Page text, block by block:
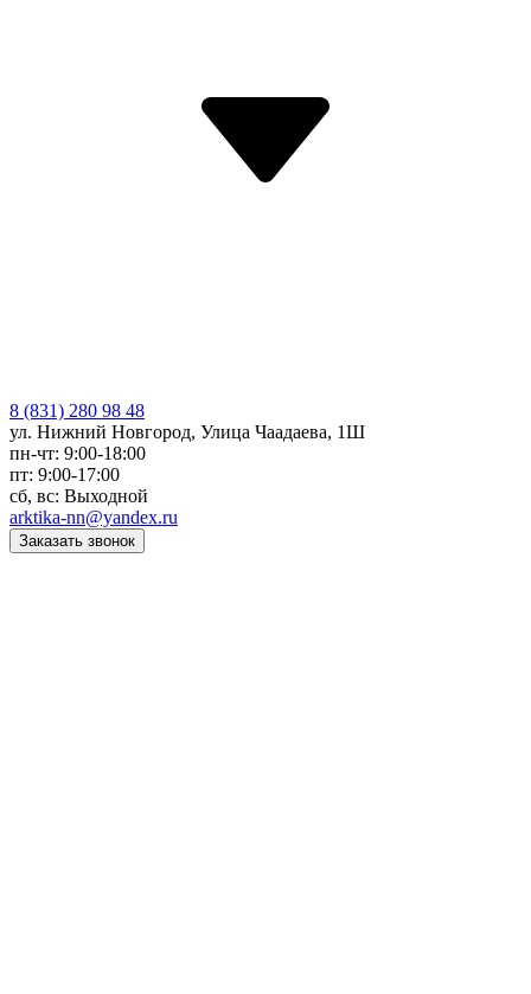
8 (831) 280 98 48
ул. Нижний Новгород, Улица Чаадаева, 1Ш
пн-чт: 9:00-18:00
пт: 9:00-17:00
сб, вс: Выходной
arktika-nn@yandex.ru
Заказать звонок